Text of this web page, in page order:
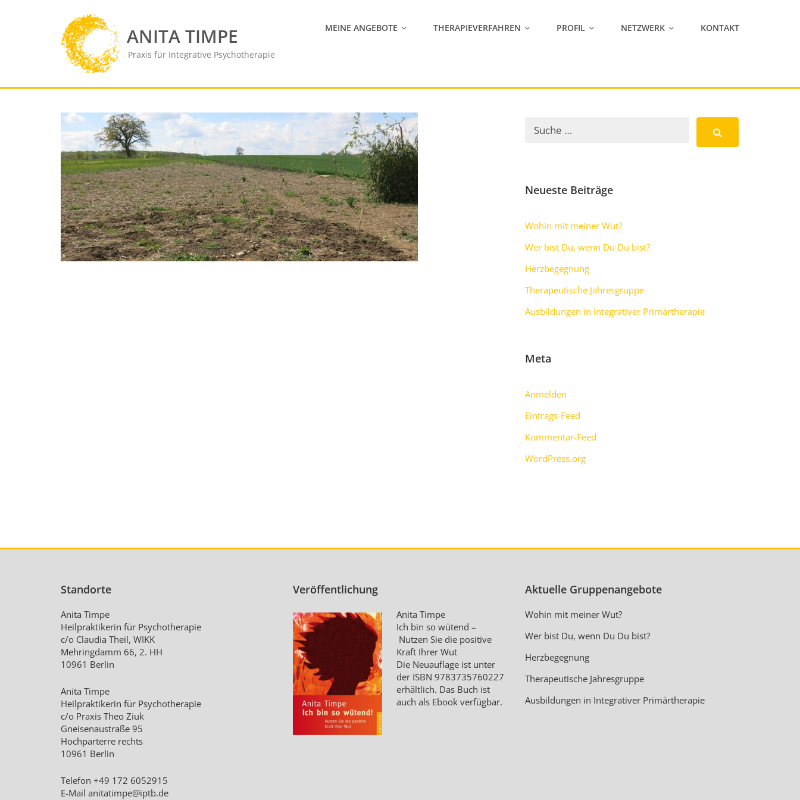
ANITA TIMPE
Praxis für Integrative Psychotherapie
MEINE ANGEBOTE THERAPIEVERFAHREN PROFIL NETZWERK KONTAKT
Neueste Beiträge
Wohin mit meiner Wut?
Wer bist Du, wenn Du Du bist?
Herzbegegnung
Therapeutische Jahresgruppe
Ausbildungen in Integrativer Primärtherapie
Meta
Anmelden
Eintrags-Feed
Kommentar-Feed
WordPress.org
Standorte
Anita Timpe
Heilpraktikerin für Psychotherapie
c/o Claudia Theil, WIKK
Mehringdamm 66, 2. HH
10961 Berlin
Anita Timpe
Heilpraktikerin für Psychotherapie
c/o Praxis Theo Ziuk
Gneisenaustraße 95
Hochparterre rechts
10961 Berlin
Telefon +49 172 6052915
E-Mail anitatimpe@iptb.de
Veröffentlichung
Anita Timpe
Ich bin so wütend –
Nutzen Sie die positive
Kraft Ihrer Wut
Die Neuauflage ist unter
der ISBN 9783735760227
erhältlich. Das Buch ist
auch als Ebook verfügbar.
Aktuelle Gruppenangebote
Wohin mit meiner Wut?
Wer bist Du, wenn Du Du bist?
Herzbegegnung
Therapeutische Jahresgruppe
Ausbildungen in Integrativer Primärtherapie